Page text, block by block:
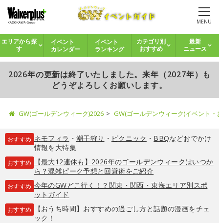
MENU
エリアから探
す
イベント
カレンダー
イベント
ランキング
カテゴリ別
おすすめ
最新
ニュース
2026年の更新は終了いたしました。来年（2027年）も
どうぞよろしくお願いします。
GW(ゴールデンウィーク)2026 GW(ゴールデンウィーク)イベント
おすすめ ネモフィラ ・ 潮干狩り ・ ピクニック ・ BBQなどおでかけ
情報を大特集
おすすめ
【最大12連休も】2026年のゴールデンウィークはいつか
ら？混雑ピーク予想と回避術をご紹介
おすすめ 今年のGWどこ行く！？関東・関西・東海エリア別スポ
ットガイド
おすすめ 【おうち時間】 おすすめの過ごし方と話題の漫画をチェ
ック！